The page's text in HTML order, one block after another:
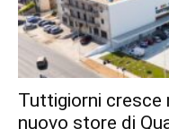
Tuttigiorni cresce
nuovo store di